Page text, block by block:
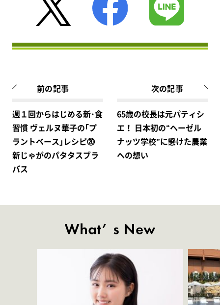
前の記事
週１回からはじめる新･食
習慣 ヴェルヌ華子の｢プ
ラントベース｣レシピ⑳
新じゃがのパタタスブラ
バス
次の記事
65歳の校長は元パティシ
エ！ 日本初の“ヘーゼル
ナッツ学校”に懸けた農業
への想い